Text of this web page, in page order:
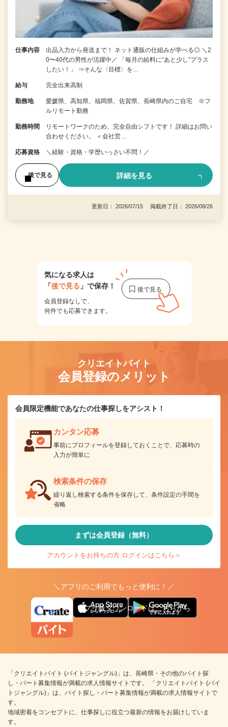
仕事内容
出品入力から発送まで！ ネット通販の仕組みが学べる◎ ＼2
0〜40代の男性が活躍中／ 「毎月の給料に“あと少し”プラス
したい！」 ⇒そんな〈目標〉を…
給与 完全出来高制
勤務地
愛媛県、高知県、福岡県、佐賀県、長崎県内のご自宅 ※フ
ルリモート勤務
勤務時間
リモートワークのため、完全自由シフトです！ 詳細はお問い
合わせください。 ＜会社営…
応募資格 ＼経験・資格・学歴いっさい不問！／
後で見る 詳細を見る
更新日： 2026/07/15 掲載終了日： 2026/08/26
1
気になる求人は
「後で見る 」で保存！
会員登録なしで、
何件でも応募できます。
クリエイトバイト
会員登録のメリット
会員限定機能であなたの仕事探しをアシスト！
カンタン応募
事前にプロフィールを登録しておくことで、応募時の
入力が簡単に
検索条件の保存
繰り返し検索する条件を保存して、条件設定の手間を
省略
まずは会員登録（無料）
アカウントをお持ちの方 ログインはこちら＞
＼アプリのご利用でもっと便利に！／
アプリ版ダウンロードはこちらから
「クリエイトバイト (バイトジャングル)」は、長崎県・その他のバイト探
し・パート募集情報が満載の求人情報サイトです。 「クリエイトバイト (バイ
トジャングル)」は、バイト探し・パート募集情報が満載の求人情報サイトで
す。
地域密着をコンセプトに、仕事探しに役立つ最新の情報をお届けしていま
す。